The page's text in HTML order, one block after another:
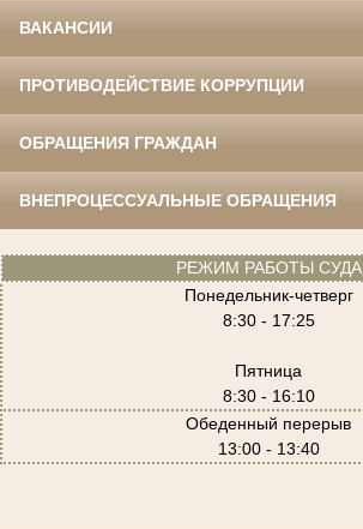
ВАКАНСИИ
ПРОТИВОДЕЙСТВИЕ КОРРУПЦИИ
ОБРАЩЕНИЯ ГРАЖДАН
ВНЕПРОЦЕССУАЛЬНЫЕ ОБРАЩЕНИЯ
РЕЖИМ РАБОТЫ СУДА
Понедельник-четверг
8:30 - 17:25
Пятница
8:30 - 16:10
Обеденный перерыв
13:00 - 13:40